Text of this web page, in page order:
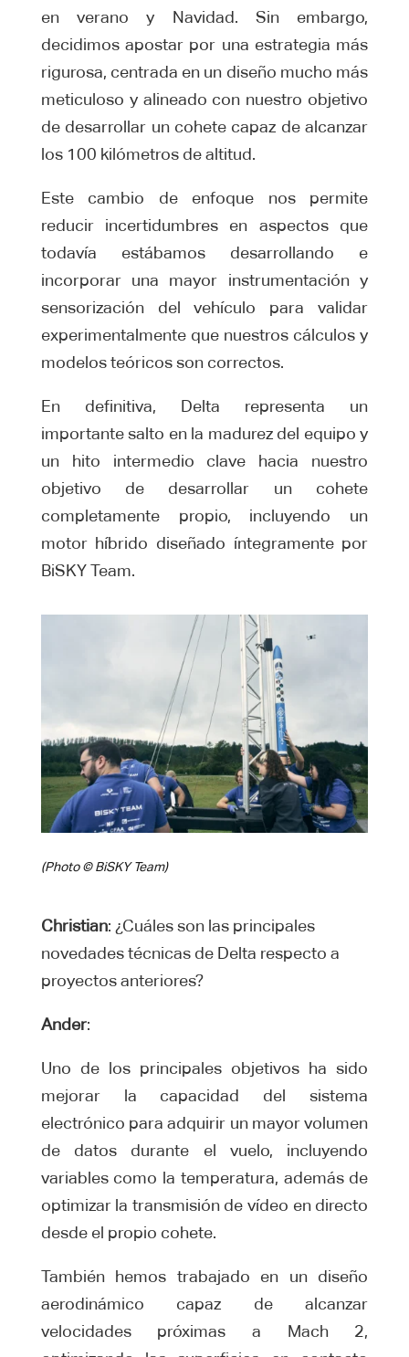
en verano y Navidad. Sin embargo,
decidimos apostar por una estrategia más
rigurosa, centrada en un diseño mucho más
meticuloso y alineado con nuestro objetivo
de desarrollar un cohete capaz de alcanzar
los 100 kilómetros de altitud.
Este cambio de enfoque nos permite
reducir incertidumbres en aspectos que
todavía estábamos desarrollando e
incorporar una mayor instrumentación y
sensorización del vehículo para validar
experimentalmente que nuestros cálculos y
modelos teóricos son correctos.
En definitiva, Delta representa un
importante salto en la madurez del equipo y
un hito intermedio clave hacia nuestro
objetivo de desarrollar un cohete
completamente propio, incluyendo un
motor híbrido diseñado íntegramente por
BiSKY Team.
(Photo © BiSKY Team)
Christian: ¿Cuáles son las principales
novedades técnicas de Delta respecto a
proyectos anteriores?
Ander:
Uno de los principales objetivos ha sido
mejorar la capacidad del sistema
electrónico para adquirir un mayor volumen
de datos durante el vuelo, incluyendo
variables como la temperatura, además de
optimizar la transmisión de vídeo en directo
desde el propio cohete.
También hemos trabajado en un diseño
aerodinámico capaz de alcanzar
velocidades próximas a Mach 2,